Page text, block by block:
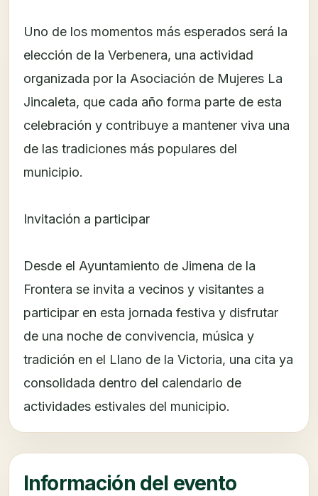
Uno de los momentos más esperados será la
elección de la Verbenera, una actividad
organizada por la Asociación de Mujeres La
Jincaleta, que cada año forma parte de esta
celebración y contribuye a mantener viva una
de las tradiciones más populares del
municipio.
Invitación a participar
Desde el Ayuntamiento de Jimena de la
Frontera se invita a vecinos y visitantes a
participar en esta jornada festiva y disfrutar
de una noche de convivencia, música y
tradición en el Llano de la Victoria, una cita ya
consolidada dentro del calendario de
actividades estivales del municipio.
Información del evento